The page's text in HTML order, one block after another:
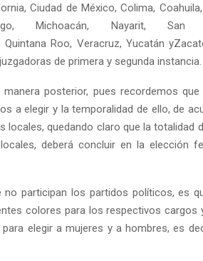
Ciudad de México, Colima,
Michoacán, Nayarit, San
Quintana Roo, Veracruz, Yucatán
de primera y segunda instancia.
posterior, pues recordemos que
a elegir y la temporalidad de ello, de
locales, quedando claro que la totalidad
deberá concluir en la elección
no participan los partidos políticos, es
colores para los respectivos cargos
elegir a mujeres y a hombres, es